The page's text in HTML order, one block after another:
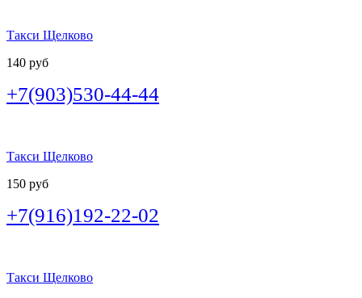
Такси Щелково
140 руб
+7(903)530-44-44
Такси Щелково
150 руб
+7(916)192-22-02
Такси Щелково